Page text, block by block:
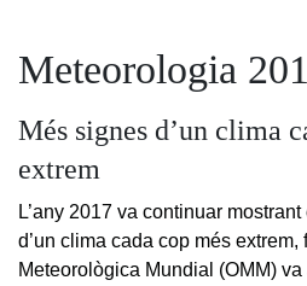
Meteorologia
Més signes d’un clima
extrem
L’any 2017 va continuar
d’un clima cada cop més extrem,
Meteorològica Mundial (OMM)